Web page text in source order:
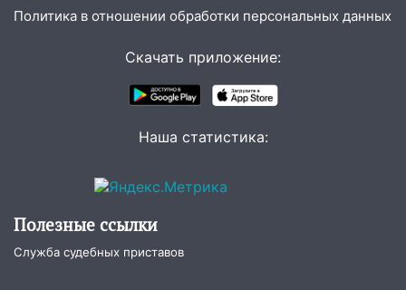
12:11
Где есть бензин в Ульяновске 9
Соцсети: светофор упал на
машину во время сильного ливня в
В Ульяновской области люди в
Прокуратура подвела итоги
недели в Ульяновской области
09:18 Из-за ливня заблокировано
Политика в отношении обработки персональных данных
Скачать приложение:
Наша статистика:
Полезные ссылки
Служба судебных приставов